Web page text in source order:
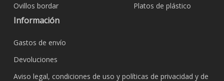
Ovillos bordar
Platos de plástico
Información
Gastos de envío
Devoluciones
Aviso legal, condiciones de uso y políticas de privacidad y de